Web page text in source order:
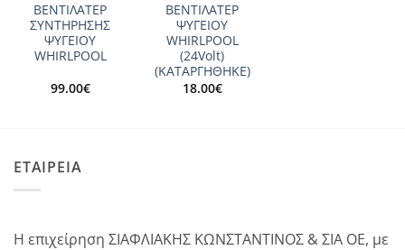
ΒΕΝΤΙΛΑΤΕΡ
ΣΥΝΤΗΡΗΣΗΣ
ΨΥΓΕΙΟY
WHIRLPOOL
99.00€
ΒΕΝΤΙΛΑΤΕΡ
ΨΥΓΕΙΟY
WHIRLPOOL
(24Volt)
(ΚΑΤΑΡΓΗΘΗΚΕ)
18.00€
ΕΤΑΙΡΕΙΑ
Η επιχείρηση ΣΙΑΦΛΙΑΚΗΣ ΚΩΝΣΤΑΝΤΙΝΟΣ & ΣΙΑ ΟΕ, με